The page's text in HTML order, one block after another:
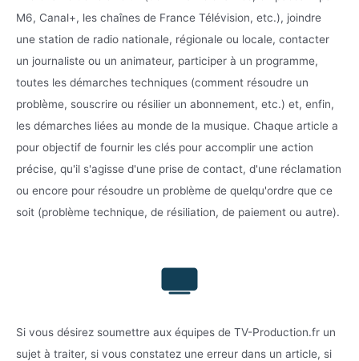
M6, Canal+, les chaînes de France Télévision, etc.), joindre
une station de radio nationale, régionale ou locale, contacter
un journaliste ou un animateur, participer à un programme,
toutes les démarches techniques (comment résoudre un
problème, souscrire ou résilier un abonnement, etc.) et, enfin,
les démarches liées au monde de la musique. Chaque article a
pour objectif de fournir les clés pour accomplir une action
précise, qu'il s'agisse d'une prise de contact, d'une réclamation
ou encore pour résoudre un problème de quelqu'ordre que ce
soit (problème technique, de résiliation, de paiement ou autre).
Si vous désirez soumettre aux équipes de TV-Production.fr un
sujet à traiter, si vous constatez une erreur dans un article, si